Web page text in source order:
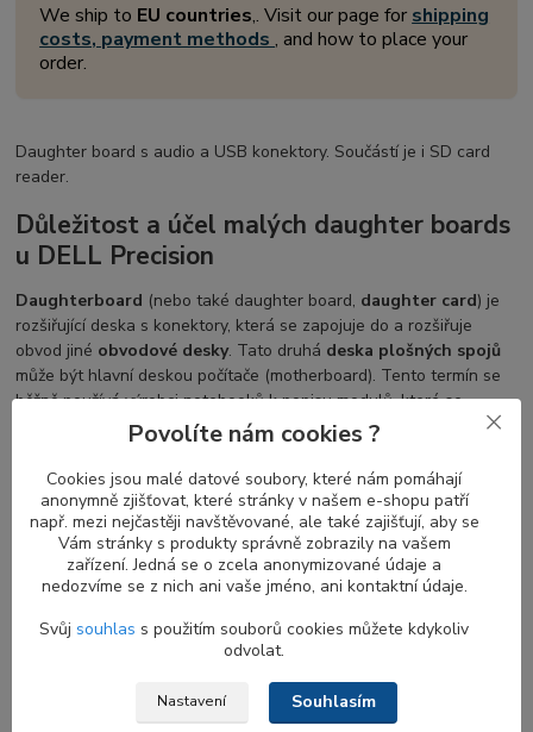
We ship to EU countries,. Visit our page for shipping
costs, payment methods, and how to place your
order.
Daughter board s audio a USB konektory. Součástí je i SD card
reader.
Důležitost a účel malých daughter boards
u DELL Precision
Daughterboard (nebo také daughter board, daughter card) je
rozšiřující deska s konektory, která se zapojuje do a rozšiřuje
obvod jiné obvodové desky. Tato druhá deska plošných spojů
může být hlavní deskou počítače (motherboard). Tento termín se
běžně používá výrobci notebooků k popisu modulů, které se
připojují k existující základní desce.
Specifický design rozšiřujících destiček s
konektory pro notebooky DELL
Daughter boardsjsou často vyžadovány specifickým designem
konstrukce notebooku, kde by bylo nepraktické nebo nemožné
umístit základní desku do chassis kvůli vyčnívajícím okrajům nebo
očištěna od rozšíření (daughter boards), která se k ní připojují
jednotlivě, což umožňuje snadnou montáž nebo výměnu
Povolíte nám cookies ?
Cookies jsou malé datové soubory, které nám pomáhají
anonymně zjišťovat, které stránky v našem e-shopu patří
např. mezi nejčastěji navštěvované, ale také zajišťují, aby se
Vám stránky s produkty správně zobrazily na vašem
zařízení. Jedná se o zcela anonymizované údaje a
nedozvíme se z nich ani vaše jméno, ani kontaktní údaje.
Svůj souhlas s použitím souborů cookies můžete kdykoliv
odvolat.
Nastavení Souhlasím